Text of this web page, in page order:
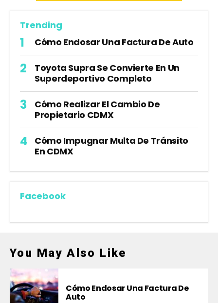
Trending
Cómo Endosar Una Factura De Auto
Toyota Supra Se Convierte En Un
Superdeportivo Completo
Cómo Realizar El Cambio De
Propietario CDMX
Cómo Impugnar Multa De Tránsito
En CDMX
Facebook
You May Also Like
Cómo Endosar Una Factura De
Auto